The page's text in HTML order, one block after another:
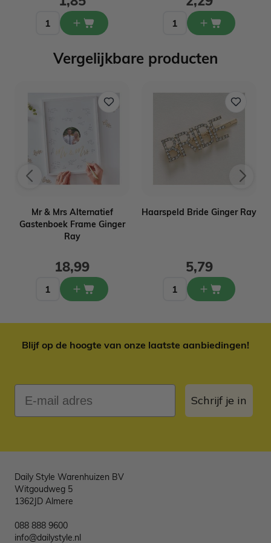
Vergelijkbare producten
Mr & Mrs Alternatief
Gastenboek Frame Ginger
Ray
18,99
Haarspeld Bride Ginger Ray
5,79
Blijf op de hoogte van onze laatste aanbiedingen!
Schrijf je in
Daily Style Warenhuizen BV
Witgoudweg 5
1362JD Almere
088 888 9600
info@dailystyle.nl